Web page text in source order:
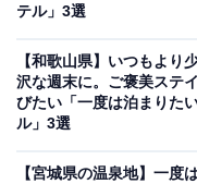
式Webサイトより）
「かみのやま温泉 日
る高台に位置し、「
選」に長年選ばれ続
テル」3選
【和歌山県】いつもより
沢な週末に。ご褒美ステ
びたい「一度は泊まりた
ル」3選
【宮城県の温泉地】一度